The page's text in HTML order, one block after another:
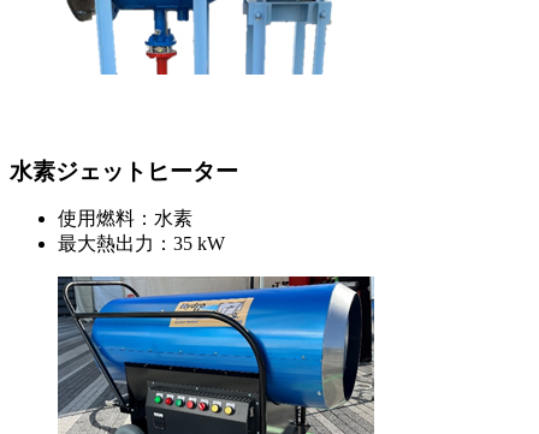
水素ジェットヒーター
使用燃料：水素
最大熱出力：35 kW